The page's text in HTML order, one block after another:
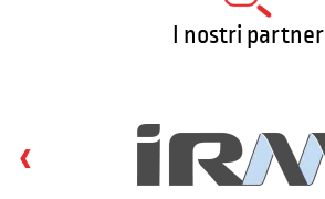
I nostri partner
‹